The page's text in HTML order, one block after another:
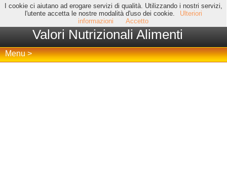
I cookie ci aiutano ad erogare servizi di qualità. Utilizzando i nostri servizi,
l'utente accetta le nostre modalità d'uso dei cookie.
Ulteriori
informazioni
Accetto
Valori Nutrizionali Alimenti
Menu >